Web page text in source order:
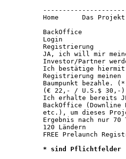
Home      Das
BackOffice
Login
Registrierung
JA, ich will mir
Investor/Partner
Ich bestätige
Registrierung meinen
Baumpunkt bezahle.
(€ 22,- / U.S.$ 30,-)
Ich erhalte bereits
BackOffice
etc.), um dieses
Ergebnis nach nur
120 Ländern
FREE Prelaunch
* sind Pflichtfelder